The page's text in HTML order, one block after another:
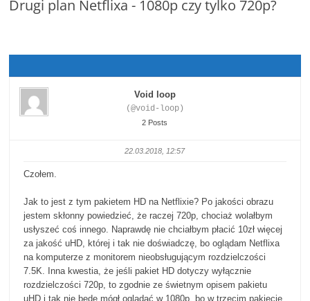
Drugi plan Netflixa - 1080p czy tylko 720p?
Void loop
(@void-loop)
2 Posts
22.03.2018, 12:57
Czołem.
Jak to jest z tym pakietem HD na Netflixie? Po jakości obrazu
jestem skłonny powiedzieć, że raczej 720p, chociaż wolałbym
usłyszeć coś innego. Naprawdę nie chciałbym płacić 10zł więcej
za jakość uHD, której i tak nie doświadczę, bo oglądam Netflixa
na komputerze z monitorem nieobsługującym rozdzielczości
7.5K. Inna kwestia, że jeśli pakiet HD dotyczy wyłącznie
rozdzielczości 720p, to zgodnie ze świetnym opisem pakietu
uHD i tak nie będę mógł oglądać w 1080p, bo w trzecim pakiecie